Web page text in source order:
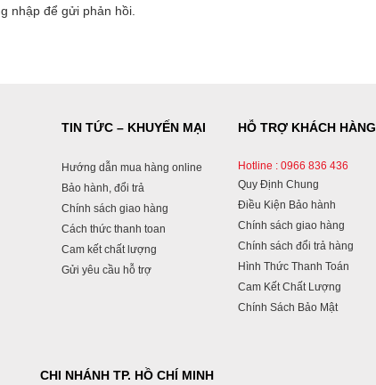
nhập để gửi phản hồi.
TIN TỨC – KHUYẾN MẠI
Hướng dẫn mua hàng online
Bảo hành, đổi trả
Chính sách giao hàng
Cách thức thanh toan
Cam kết chất lượng
Gửi yêu cầu hỗ trợ
HỖ TRỢ KHÁCH HÀNG
Hotline : 0966 836 436
Quy Định Chung
Điều Kiện Bảo hành
Chính sách giao hàng
Chính sách đổi trả hàng
Hình Thức Thanh Toán
Cam Kết Chất Lượng
Chính Sách Bảo Mật
CHI NHÁNH TP. HỒ CHÍ MINH